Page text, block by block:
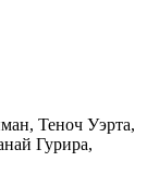
, Теноч Уэрта,
Гурира,